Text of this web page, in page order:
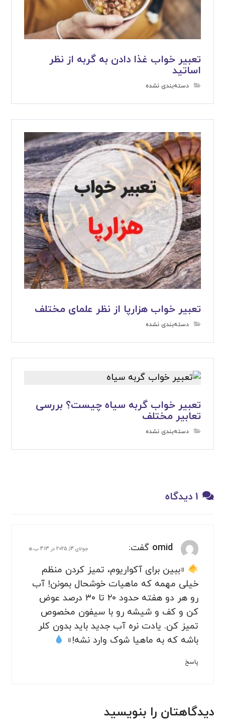
تعبیر خواب غذا دادن به گربه از نظر
اساتید
دسته‌بندی نشده
تعبیر خواب هزارپا از نظر علمای مختلف
دسته‌بندی نشده
تعبیر خواب گربه سیاه چیست؟ بررسی
تعابیر مختلف
دسته‌بندی نشده
1 دیدگاه
omid گفت: جولای 14, 2025 در 4:13 ب.ظ
«ببین برای آکواریوم، تمیز کردن منظم
خیلی مهمه که ماهیات خوشحال بمونن! آب
رو هر دو هفته حدود ۲۰ تا ۳۰ درصد عوض
کن و کف و شیشه رو با سیفون مخصوص
تمیز کن. یادت نره آب جدید باید بدون کلر
باشه که به ماهیا شوک وارد نشه!»
پاسخ
دیدگاهتان را بنویسید